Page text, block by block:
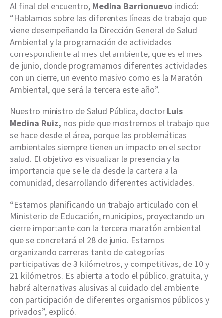
Al final del encuentro, Medina Barrionuevo indicó:
“Hablamos sobre las diferentes líneas de trabajo que
viene desempeñando la Dirección General de Salud
Ambiental y la programación de actividades
correspondiente al mes del ambiente, que es el mes
de junio, donde programamos diferentes actividades
con un cierre, un evento masivo como es la Maratón
Ambiental, que será la tercera este año”.
Nuestro ministro de Salud Pública, doctor Luis
Medina Ruiz, nos pide que mostremos el trabajo que
se hace desde el área, porque las problemáticas
ambientales siempre tienen un impacto en el sector
salud. El objetivo es visualizar la presencia y la
importancia que se le da desde la cartera a la
comunidad, desarrollando diferentes actividades.
“Estamos planificando un trabajo articulado con el
Ministerio de Educación, municipios, proyectando un
cierre importante con la tercera maratón ambiental
que se concretará el 28 de junio. Estamos
organizando carreras tanto de categorías
participativas de 3 kilómetros, y competitivas, de 10 y
21 kilómetros. Es abierta a todo el público, gratuita, y
habrá alternativas alusivas al cuidado del ambiente
con participación de diferentes organismos públicos y
privados”, explicó.